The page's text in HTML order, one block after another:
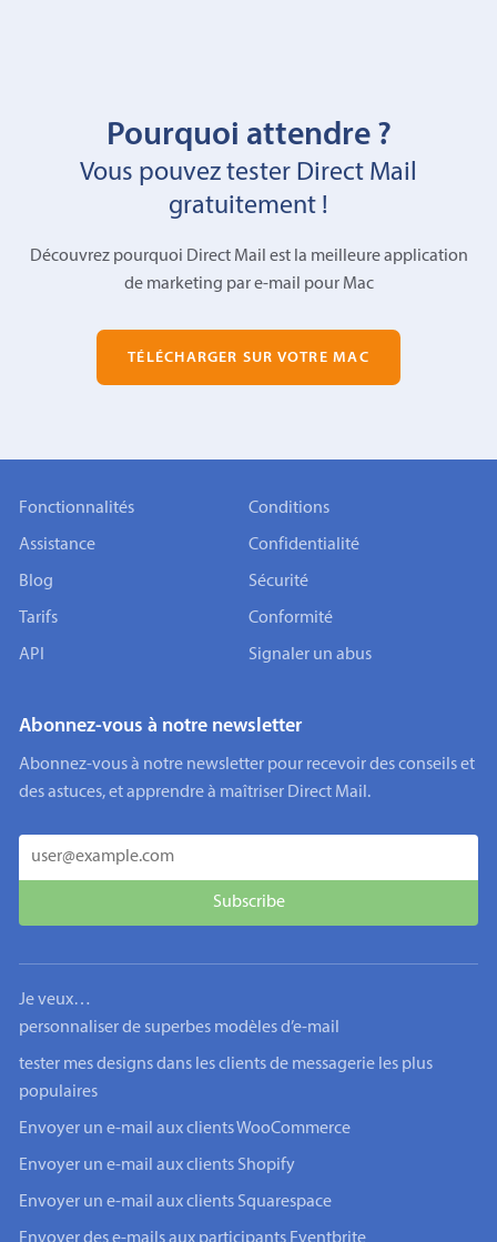
Pourquoi attendre ?
Vous pouvez tester Direct Mail
gratuitement !
Découvrez pourquoi Direct Mail est la meilleure application
de marketing par e-mail pour Mac
TÉLÉCHARGER SUR VOTRE MAC
Fonctionnalités
Assistance
Blog
Tarifs
API
Conditions
Confidentialité
Sécurité
Conformité
Signaler un abus
Abonnez-vous à notre newsletter
Abonnez-vous à notre newsletter pour recevoir des conseils et
des astuces, et apprendre à maîtriser Direct Mail.
Je veux…
personnaliser de superbes modèles d’e-mail
tester mes designs dans les clients de messagerie les plus
populaires
Envoyer un e-mail aux clients WooCommerce
Envoyer un e-mail aux clients Shopify
Envoyer un e-mail aux clients Squarespace